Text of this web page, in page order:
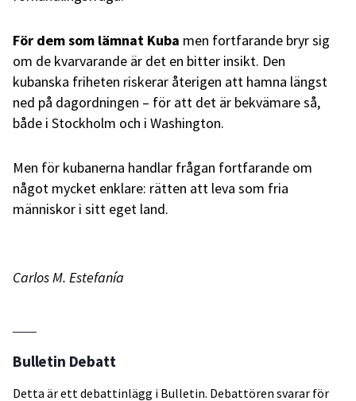
För dem som lämnat Kuba men fortfarande bryr sig
om de kvarvarande är det en bitter insikt. Den
kubanska friheten riskerar återigen att hamna längst
ned på dagordningen – för att det är bekvämare så,
både i Stockholm och i Washington.
Men för kubanerna handlar frågan fortfarande om
något mycket enklare: rätten att leva som fria
människor i sitt eget land.
Carlos M. Estefanía
Bulletin Debatt
Detta är ett debattinlägg i Bulletin. Debattören svarar för